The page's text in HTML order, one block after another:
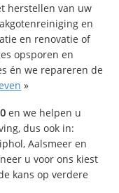
herstellen van uw
en
en renovatie of
opsporen en
én we repareren de
»
en we helpen u
dus ook in:
Aalsmeer en
u voor ons kiest
kans op verdere